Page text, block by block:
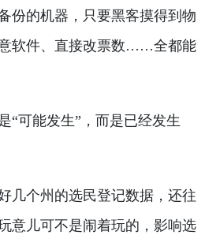
份的机器，只要黑客摸得到物
软件、直接改票数……全都能
“可能发生”，而是已经发生
几个州的选民登记数据，还往
意儿可不是闹着玩的，影响选